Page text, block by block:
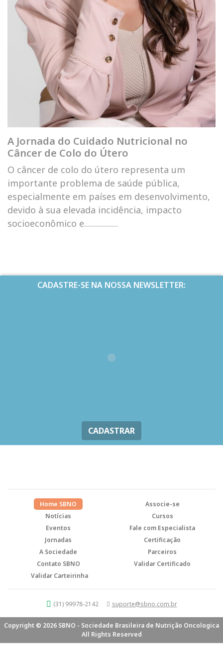
A Jornada do Cuidado Nutricional no
Câncer de Colo do Útero
O câncer de colo do útero representa um
importante problema de saúde pública,
especialmente em países em desenvolvimento,
devido à sua elevada incidência, impacto
socioeconômico e.................
CADASTRE-SE NA NOSSA NEWSLETTER:
CADASTRAR
Home SBNO
Associe-se
Notícias
Cursos
Eventos
Fale com Especialista
Jornadas
Certificação
A Sociedade
Parceiros
Contato SBNO
Validar Certificado
Validar Carteirinha
(31) 99978-2142 suporte@sbno.com.br
Copyright © 2026 SBNO - Sociedade Brasileira de Nutrição Oncologica
All Rights Reserved